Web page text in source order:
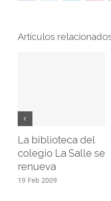
Artículos
La biblioteca del
colegio La Salle se
renueva
19 Feb 2009